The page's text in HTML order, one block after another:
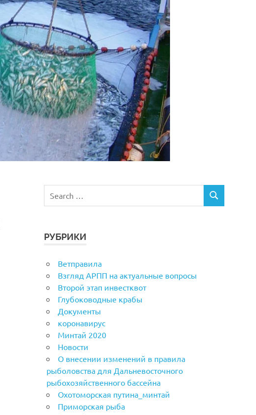
РУБРИКИ
Ветправила
Взгляд АРПП на актуальные вопросы
Второй этап инвестквот
Глубоководные крабы
Документы
коронавирус
Минтай 2020
Новости
О внесении изменений в правила
рыболовства для Дальневосточного
рыбохозяйственного бассейна
Охотоморская путина_минтай
Приморская рыба